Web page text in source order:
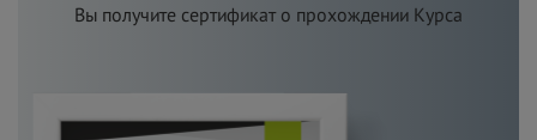
Вы получите сертификат о прохождении Курса